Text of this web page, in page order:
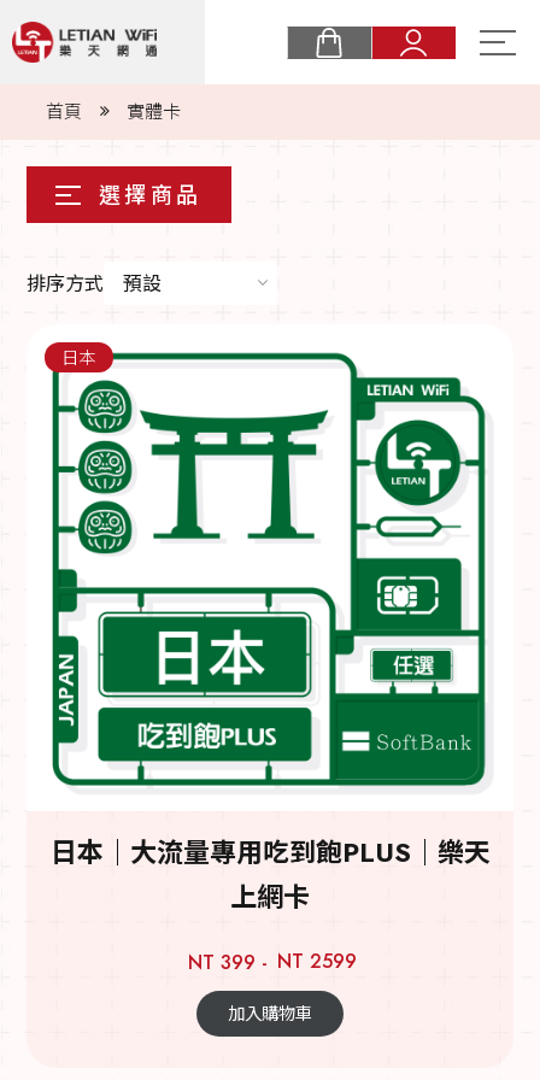
關於樂天
購物須知
最新消息
eSIM
實體卡
常見問題
商業合作
聯絡我們
首頁 實體卡
排序方式 預設
日本
日本｜大流量專用吃到飽PLUS｜樂天
上網卡
NT 399 - NT 2599
加入購物車